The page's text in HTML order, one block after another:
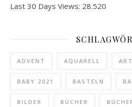
Last 30 Days Views: 28.520
ADVENT AQUARELL
BABY 2021 BASTELN
BILDER BÜCHER